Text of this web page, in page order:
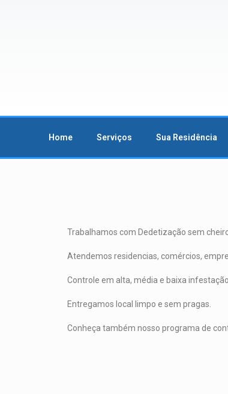
Home Serviços Sua Residência
Trabalhamos com Dedetização sem
Atendemos residencias, comércios,
Controle em alta, média e baixa
Entregamos local limpo e sem pragas.
Conheça também nosso programa de